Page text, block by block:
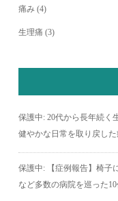
痛み (4)
生理痛 (3)
保護中: 20代から長年続く
健やかな日常を取り戻した
保護中: 【症例報告】椅子
など多数の病院を巡った